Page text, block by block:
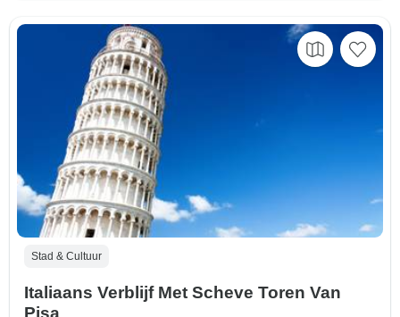
Stad & Cultuur
Italiaans Verblijf Met Scheve Toren Van
Pisa